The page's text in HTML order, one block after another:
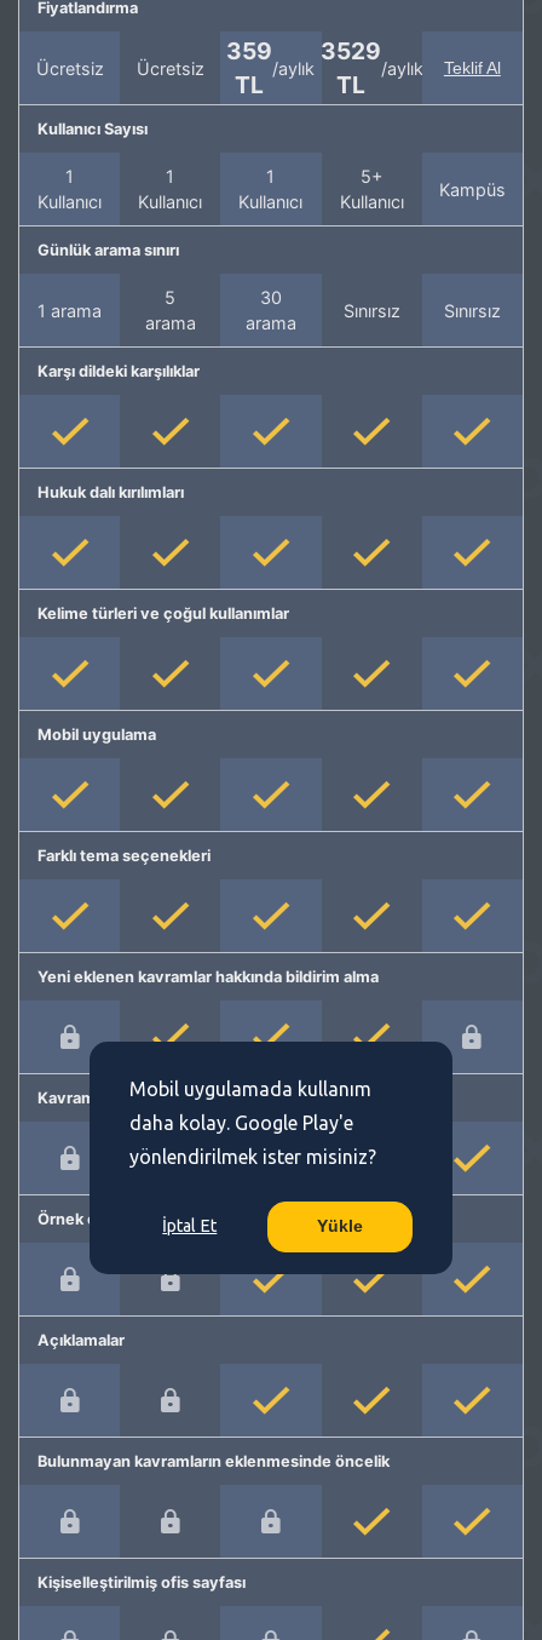
Fiyatlandırma
Ücretsiz Ücretsiz
359
TL
/aylık
3529
TL
/aylık Teklif Al
Kullanıcı Sayısı
1
Kullanıcı
1
Kullanıcı
1
Kullanıcı
5+
Kullanıcı
Kampüs
Günlük arama sınırı
1 arama
5
arama
30
arama
Sınırsız Sınırsız
Karşı dildeki karşılıklar
Hukuk dalı kırılımları
Kelime türleri ve çoğul kullanımlar
Mobil uygulama
Farklı tema seçenekleri
Yeni eklenen kavramlar hakkında bildirim alma
Kavram önerme
Örnek cümleler
Açıklamalar
Bulunmayan kavramların eklenmesinde öncelik
Kişiselleştirilmiş ofis sayfası
Mobil uygulamada kullanım
daha kolay. Google Play'e
yönlendirilmek ister misiniz?
İptal Et Yükle